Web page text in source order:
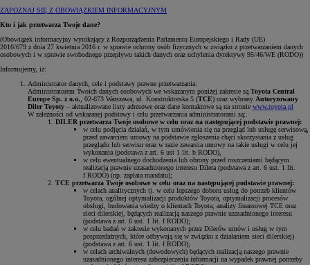
ZAPOZNAJ SIĘ Z OBOWIĄZKIEM INFORMACYJNYM
Kto i jak przetwarza Twoje dane?
(Obowiązek informacyjny wynikający z Rozporządzenia Parlamentu Europejskiego i Rady (UE)
2016/679 z dnia 27 kwietnia 2016 r. w sprawie ochrony osób fizycznych w związku z przetwarzaniem danych
osobowych i w sprawie swobodnego przepływu takich danych oraz uchylenia dyrektywy 95/46/WE (RODO))
Informujemy, iż:
Administrator danych, cele i podstawy prawne przetwarzania:
Administratorem Twoich danych osobowych we wskazanym poniżej zakresie są Toyota Central
Europe Sp. z o.o. , 02-673 Warszawa, ul. Konstruktorska 5 (TCE) oraz wybrany Autoryzowany
Diler Toyoty – aktualizowane listy adresowe oraz dane kontaktowe są na stronie www.toyota.pl
W zależności od wskazanej podstawy i celu przetwarzania administratorami są:.
DILER przetwarza Twoje osobowe w celu oraz na następującej podstawie prawnej:
w celu podjęcia działań, w tym umówienia się na przegląd lub usługę serwisową,
przed zawarciem umowy na podstawie zgłoszenia chęci skorzystania z usług
przeglądu lub serwisu oraz w razie zawarcia umowy na takie usługi w celu jej
wykonania (podstawa z art. 6 ust 1 lit. b RODO),
w celu ewentualnego dochodzenia lub obrony przed roszczeniami będącym
realizacją prawnie uzasadnionego interesu Dilera (podstawa z art. 6 ust. 1 lit.
f RODO) (np. zapłata mandatu);
TCE przetwarza Twoje osobowe w celu oraz na następującej podstawie prawnej:
w celach analitycznych tj. w celu lepszego doboru usług do potrzeb klientów
Toyota, ogólnej optymalizacji produktów Toyota, optymalizacji procesów
obsługi, budowania wiedzy o klientach Toyota, analizy finansowej TCE oraz
sieci dilerskiej, będących realizacją naszego prawnie uzasadnionego interesu
(podstawa z art. 6 ust. 1 lit. f RODO);
w celu badań w zakresie wykonanych przez Dilerów umów i usług w tym
posprzedażnych, które odbywają się w związku z działaniem sieci dilerskiej)
(podstawa z art. 6 ust. 1 lit. f RODO);
w celach archiwalnych (dowodowych) będących realizacją naszego prawnie
uzasadnionego interesu zabezpieczenia informacji na wypadek prawnej potrzeby